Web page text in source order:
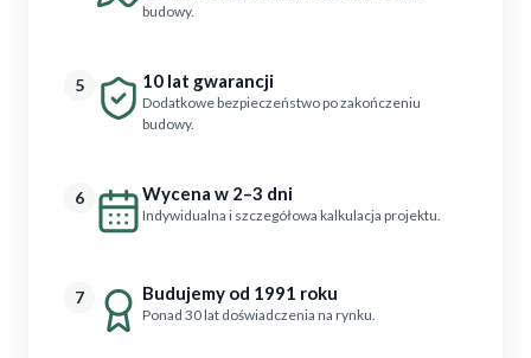
budowy.
5 10 lat gwarancji
Dodatkowe bezpieczeństwo po zakończeniu
budowy.
6 Wycena w 2–3 dni
Indywidualna i szczegółowa kalkulacja projektu.
7 Budujemy od 1991 roku
Ponad 30 lat doświadczenia na rynku.